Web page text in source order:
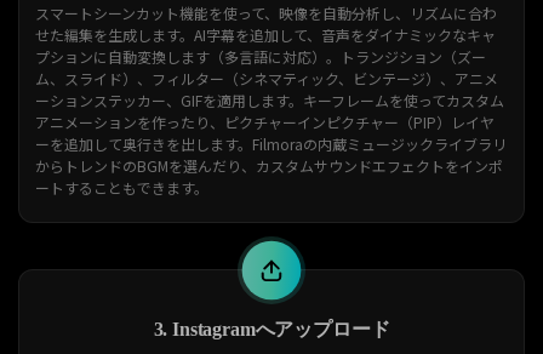
スマートシーンカット機能を使って、映像を自動分析し、リズムに合わ
せた編集を生成します。AI字幕を追加して、音声をダイナミックなキャ
プションに自動変換します（多言語に対応）。トランジション（ズー
ム、スライド）、フィルター（シネマティック、ビンテージ）、アニメ
ーションステッカー、GIFを適用します。キーフレームを使ってカスタム
アニメーションを作ったり、ピクチャーインピクチャー（PIP）レイヤ
ーを追加して奥行きを出します。Filmoraの内蔵ミュージックライブラリ
からトレンドのBGMを選んだり、カスタムサウンドエフェクトをインポ
ートすることもできます。
3. Instagramへアップロード